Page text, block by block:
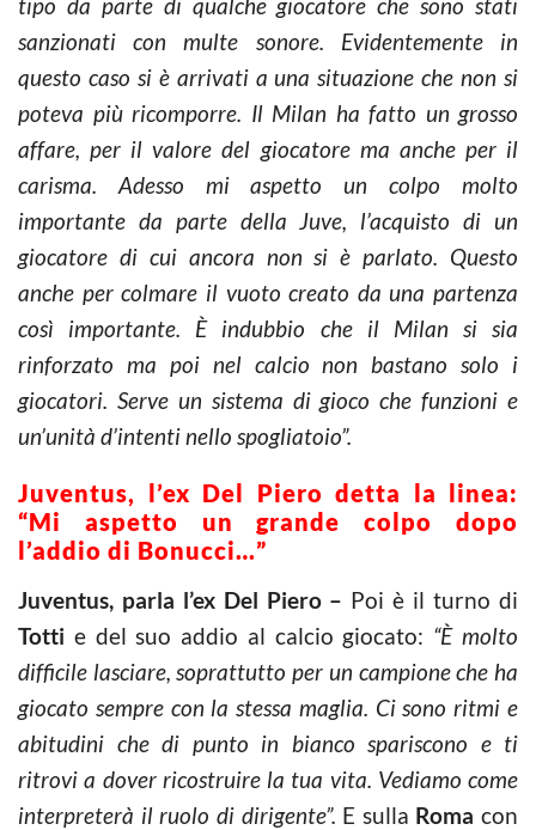
sanzionati con multe sonore. Evidentemente in
questo caso si è arrivati a una situazione che non si
poteva più ricomporre. Il Milan ha fatto un grosso
affare, per il valore del giocatore ma anche per il
carisma. Adesso mi aspetto un colpo molto
importante da parte della Juve, l’acquisto di un
giocatore di cui ancora non si è parlato. Questo
anche per colmare il vuoto creato da una partenza
così importante. È indubbio che il Milan si sia
rinforzato ma poi nel calcio non bastano solo i
giocatori. Serve un sistema di gioco che funzioni e
un’unità d’intenti nello spogliatoio”.
Juventus, l’ex Del Piero detta la linea:
“Mi aspetto un grande colpo dopo
l’addio di Bonucci…”
Juventus, parla l’ex Del Piero – Poi è il turno di
Totti e del suo addio al calcio giocato: “È molto
difficile lasciare, soprattutto per un campione che ha
giocato sempre con la stessa maglia. Ci sono ritmi e
abitudini che di punto in bianco spariscono e ti
ritrovi a dover ricostruire la tua vita. Vediamo come
interpreterà il ruolo di dirigente”. E sulla Roma con